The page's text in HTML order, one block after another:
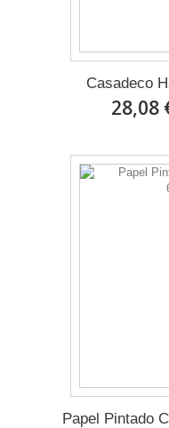
Casadeco
28,08
Papel Pintado